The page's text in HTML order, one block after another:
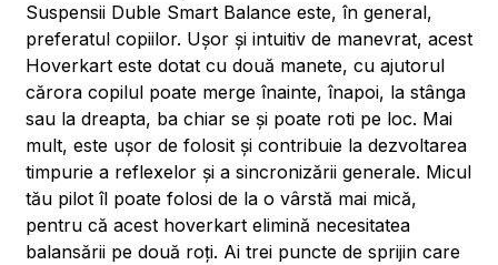
Suspensii Duble Smart Balance este, în general,
preferatul copiilor. Ușor și intuitiv de manevrat, acest
Hoverkart este dotat cu două manete, cu ajutorul
cărora copilul poate merge înainte, înapoi, la stânga
sau la dreapta, ba chiar se și poate roti pe loc. Mai
mult, este ușor de folosit și contribuie la dezvoltarea
timpurie a reflexelor și a sincronizării generale. Micul
tău pilot îl poate folosi de la o vârstă mai mică,
pentru că acest hoverkart elimină necesitatea
balansării pe două roți. Ai trei puncte de sprijin care